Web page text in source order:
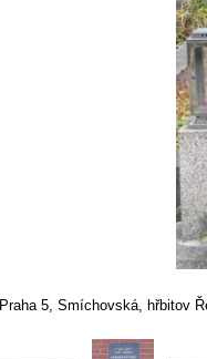
Praha 5, Smíchovská, hřbitov